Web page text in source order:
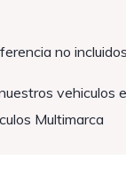
no
vehiculos
Multimarca